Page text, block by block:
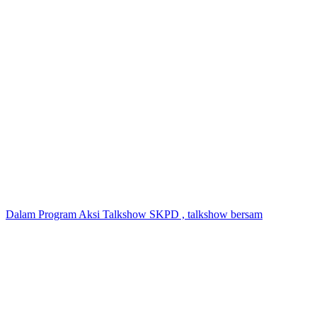
Dalam Program Aksi Talkshow SKPD , talkshow bersam